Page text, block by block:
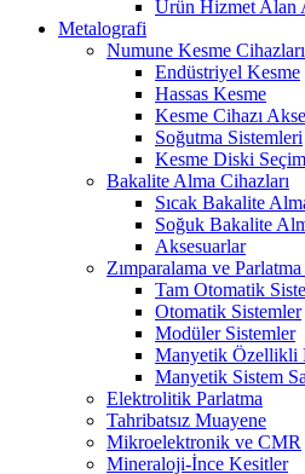
Ürün Hizmet Alan
Metalografi
Numune Kesme Cihazları
Endüstriyel Kesme
Hassas Kesme
Kesme Cihazı
Soğutma Sistemleri
Kesme Diski
Bakalite Alma Cihazları
Sıcak Bakalite
Soğuk Bakalite
Aksesuarlar
Zımparalama ve
Tam Otomatik
Otomatik Sistemler
Modüler Sistemler
Manyetik Özellikli
Manyetik Sistem
Elektrolitik Parlatma
Tahribatsız Muayene
Mikroelektronik ve CMR
Mineraloji-İnce Kesitler